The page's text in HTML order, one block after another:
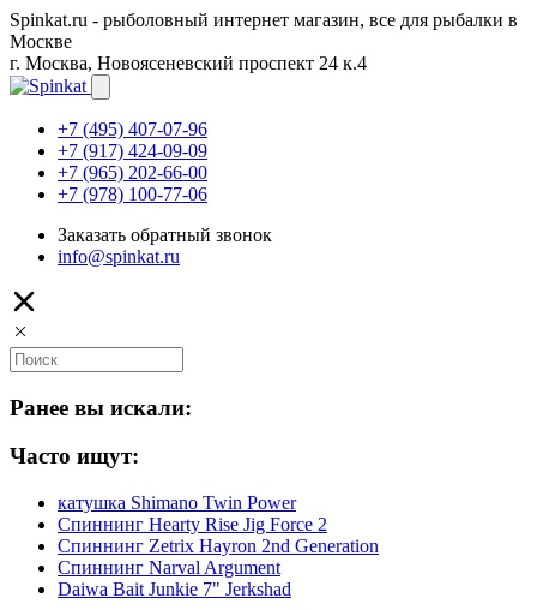
Spinkat.ru - рыболовный интернет магазин, все для рыбалки в
Москве
г. Москва, Новоясеневский проспект 24 к.4
+7 (495) 407-07-96
+7 (917) 424-09-09
+7 (965) 202-66-00
+7 (978) 100-77-06
Заказать обратный звонок
info@spinkat.ru
Ранее вы искали:
Часто ищут:
катушка Shimano Twin Power
Спиннинг Hearty Rise Jig Force 2
Спиннинг Zetrix Hayron 2nd Generation
Спиннинг Narval Argument
Daiwa Bait Junkie 7" Jerkshad